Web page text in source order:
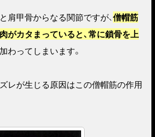
肩甲骨からなる関節ですが、僧帽筋
がカタまっていると、常に鎖骨を上
わってしまいます。
レが生じる原因はこの僧帽筋の作用